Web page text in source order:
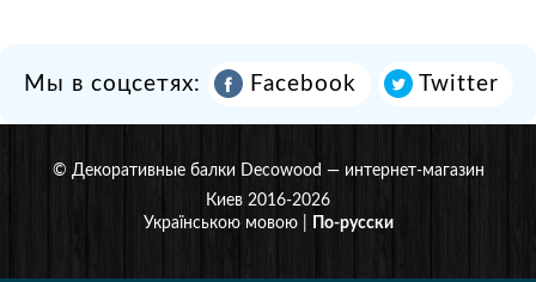
Мы в соцсетях: Facebook Twitter
© Декоративные балки Decowood — интернет-магазин
Киев 2016-2026
Українською мовою| По-русски